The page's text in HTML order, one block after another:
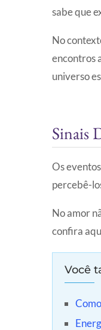
sabe que
No
encontros
universo
Sinais
Os
percebê-
No amor
confira
Você